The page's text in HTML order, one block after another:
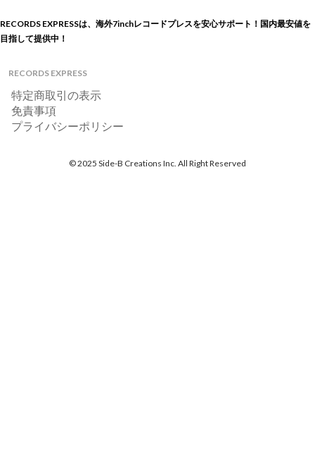
RECORDS EXPRESSは、海外7inchレコードプレスを安心サポート！国内最安値を
目指して提供中！
RECORDS EXPRESS
特定商取引の表示
免責事項
プライバシーポリシー
© 2025 Side-B Creations Inc. All Right Reserved